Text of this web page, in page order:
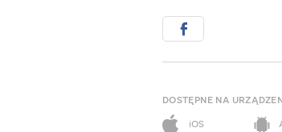
DOSTĘPNE NA
iOS